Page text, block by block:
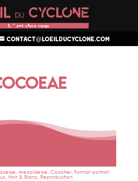
contact@loeilducyclone.com
, Arecoideae, Cocotier, Format portrait,
, Noir & Blanc, Reproduction